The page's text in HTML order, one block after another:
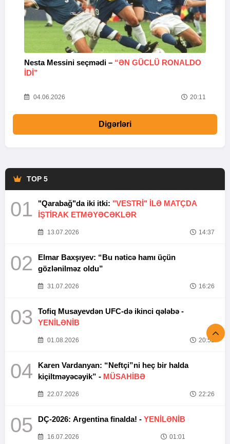
Nesta Messini seçmədi – “ƏN GÜCLÜ RONALDO
IDI”
04.06.2026 20:11
Digərləri
TOP 5
01 "Qarabağ"da iki itki: "VESTRİ" İLƏ MATÇDA
İŞTİRAK ETMƏYƏCƏKLƏR
13.07.2026 14:37
02
Elmar Baxşıyev: “Bu nəticə hamı üçün
gözlənilməz oldu”
31.07.2026 16:26
03
Tofiq Musayevdən UFC-də ikinci qələbə -
YENİLƏNİB
01.08.2026 20:52
04
Karen Vardanyan: “Neftçi”ni heç bir halda
kiçiltməyəcəyik” - MÜSAHİBƏ
22.07.2026 22:26
05 DÇ-2026: Argentina finalda! - YENİLƏNİB
16.07.2026 01:01